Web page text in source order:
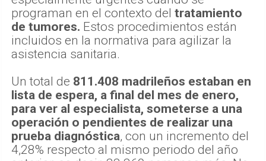
programan en el contexto del tratamiento
de tumores. Estos procedimientos están
incluidos en la normativa para agilizar la
asistencia sanitaria.
Un total de 811.408 madrileños estaban en
lista de espera, a final del mes de enero,
para ver al especialista, someterse a una
operación o pendientes de realizar una
prueba diagnóstica, con un incremento del
4,28% respecto al mismo periodo del año